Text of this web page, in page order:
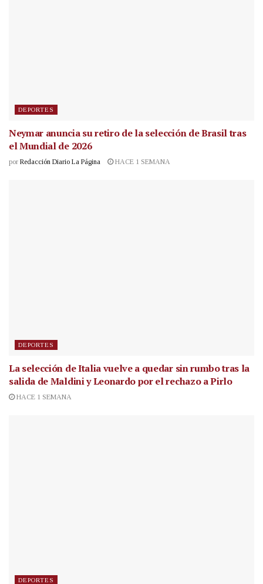
DEPORTES
Neymar anuncia su retiro de la selección de Brasil tras
el Mundial de 2026
por Redacción Diario La Página HACE 1 SEMANA
DEPORTES
La selección de Italia vuelve a quedar sin rumbo tras la
salida de Maldini y Leonardo por el rechazo a Pirlo
HACE 1 SEMANA
DEPORTES